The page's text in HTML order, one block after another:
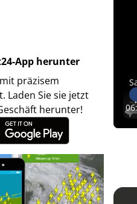
App herunter
präzisem
Laden Sie sie jetzt
herunter!